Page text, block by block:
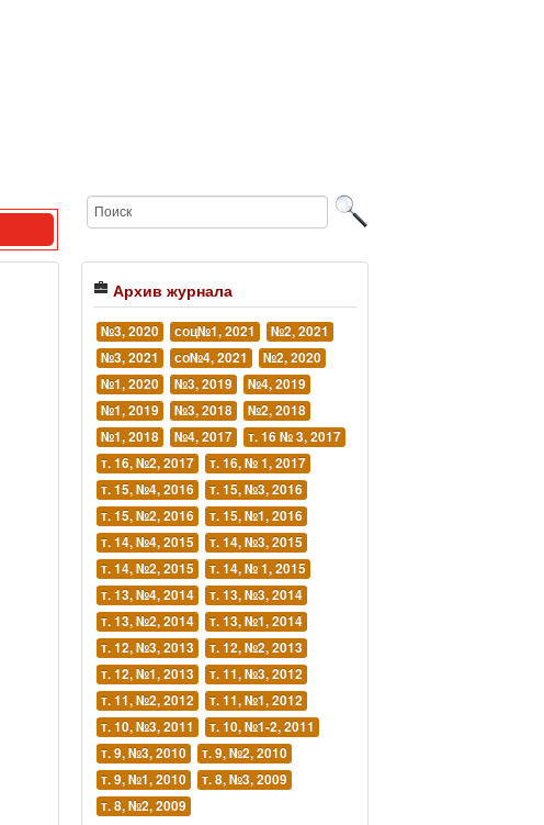
Архив журнала
№3, 2020 соц№1, 2021
№2, 2021
№3, 2021
со№4, 2021
№2, 2020
№1, 2020
№3, 2019
№4, 2019
№1, 2019
№3, 2018
№2, 2018
№1, 2018
№4, 2017
т. 16 № 3, 2017
т. 16, №2, 2017
т. 16, № 1, 2017
т. 15, №4, 2016
т. 15, №3, 2016
т. 15, №2, 2016
т. 15, №1, 2016
т. 14, №4, 2015
т. 14, №3, 2015
т. 14, №2, 2015
т. 14, № 1, 2015
т. 13, №4, 2014
т. 13, №3, 2014
т. 13, №2, 2014
т. 13, №1, 2014
т. 12, №3, 2013
т. 12, №2, 2013
т. 12, №1, 2013
т. 11, №3, 2012
т. 11, №2, 2012
т. 11, №1, 2012
т. 10, №3, 2011
т. 10, №1-2, 2011
т. 9, №3, 2010
т. 9, №2, 2010
т. 9, №1, 2010
т. 8, №3, 2009
т. 8, №2, 2009